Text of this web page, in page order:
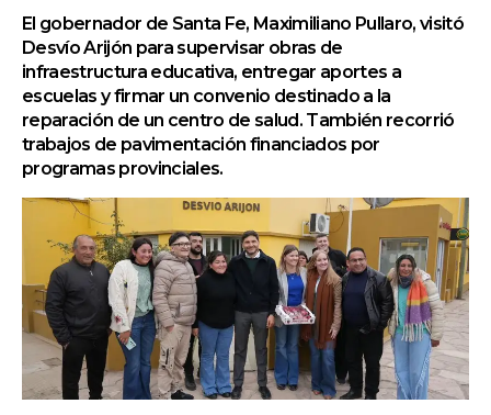
El gobernador de Santa Fe, Maximiliano Pullaro, visitó
Desvío Arijón para supervisar obras de
infraestructura educativa, entregar aportes a
escuelas y firmar un convenio destinado a la
reparación de un centro de salud. También recorrió
trabajos de pavimentación financiados por
programas provinciales.